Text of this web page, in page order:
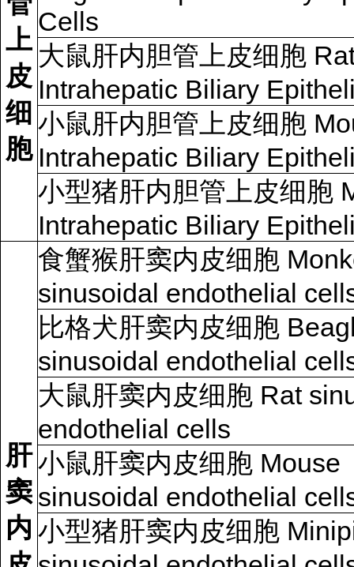
上
皮
细
胞
Cells
大鼠肝内胆管上皮细胞
Intrahepatic Biliary
小鼠肝内胆管上皮细胞
Intrahepatic Biliary
小型猪肝内胆管上皮细胞
Intrahepatic Biliary
肝
窦
内
食蟹猴肝窦内皮细胞
sinusoidal endothelial
比格犬肝窦内皮细胞
sinusoidal endothelial
大鼠肝窦内皮细胞 Rat
endothelial cells
小鼠肝窦内皮细胞 Mouse
sinusoidal endothelial
小型猪肝窦内皮细胞